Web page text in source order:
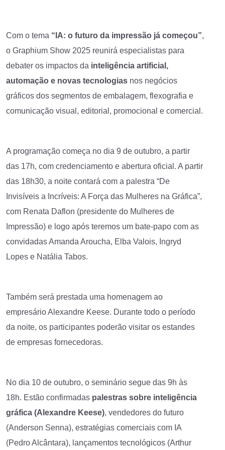
Com o tema “IA: o futuro da impressão já começou”,
o Graphium Show 2025 reunirá especialistas para
debater os impactos da inteligência artificial,
automação e novas tecnologias nos negócios
gráficos dos segmentos de embalagem, flexografia e
comunicação visual, editorial, promocional e comercial.
A programação começa no dia 9 de outubro, a partir
das 17h, com credenciamento e abertura oficial. A partir
das 18h30, a noite contará com a palestra “De
Invisíveis a Incríveis: A Força das Mulheres na Gráfica”,
com Renata Daflon (presidente do Mulheres de
Impressão) e logo após teremos um bate-papo com as
convidadas Amanda Aroucha, Elba Valois, Ingryd
Lopes e Natália Tabos.
Também será prestada uma homenagem ao
empresário Alexandre Keese. Durante todo o período
da noite, os participantes poderão visitar os estandes
de empresas fornecedoras.
No dia 10 de outubro, o seminário segue das 9h às
18h. Estão confirmadas palestras sobre inteligência
gráfica (Alexandre Keese), vendedores do futuro
(Anderson Senna), estratégias comerciais com IA
(Pedro Alcântara), lançamentos tecnológicos (Arthur